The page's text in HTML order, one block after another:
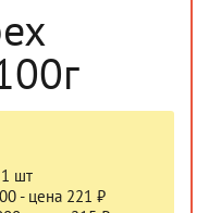
шт
- цена 221 ₽